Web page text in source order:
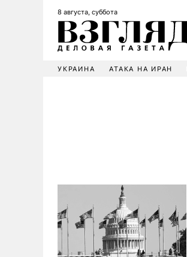
8 августа, суббота
УКРАИНА АТАКА НА ИРАН